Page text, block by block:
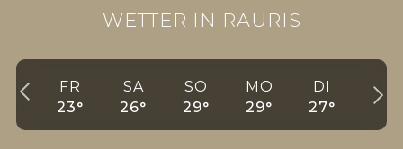
WETTER IN RAURIS
FR
23°
SA
26°
SO
29°
MO
29°
DI
27°
MI
28°